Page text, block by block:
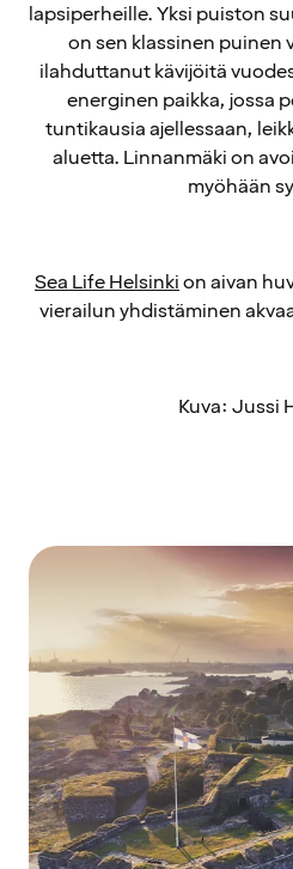
lapsiperheille. Yksi puiston
on sen klassinen puinen
ilahduttanut kävijöitä
energinen paikka, jossa
tuntikausia ajellessaan,
aluetta. Linnanmäki on
myöhään
Sea Life Helsinkion aivan
vierailun yhdistäminen
Kuva: Jussi